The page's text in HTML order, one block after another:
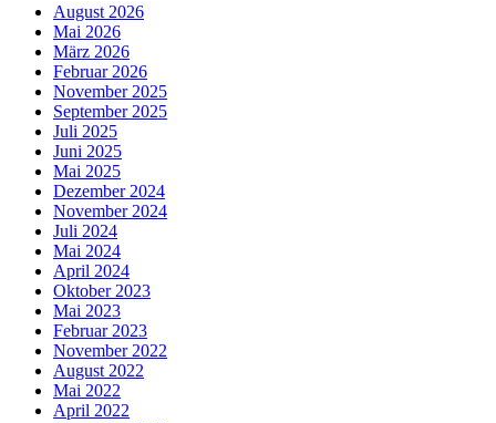
August 2026
Mai 2026
März 2026
Februar 2026
November 2025
September 2025
Juli 2025
Juni 2025
Mai 2025
Dezember 2024
November 2024
Juli 2024
Mai 2024
April 2024
Oktober 2023
Mai 2023
Februar 2023
November 2022
August 2022
Mai 2022
April 2022